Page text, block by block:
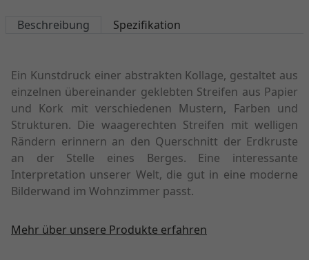
Beschreibung Spezifikation
Ein Kunstdruck einer abstrakten Kollage, gestaltet aus
einzelnen übereinander geklebten Streifen aus Papier
und Kork mit verschiedenen Mustern, Farben und
Strukturen. Die waagerechten Streifen mit welligen
Rändern erinnern an den Querschnitt der Erdkruste
an der Stelle eines Berges. Eine interessante
Interpretation unserer Welt, die gut in eine moderne
Bilderwand im Wohnzimmer passt.
Mehr über unsere Produkte erfahren